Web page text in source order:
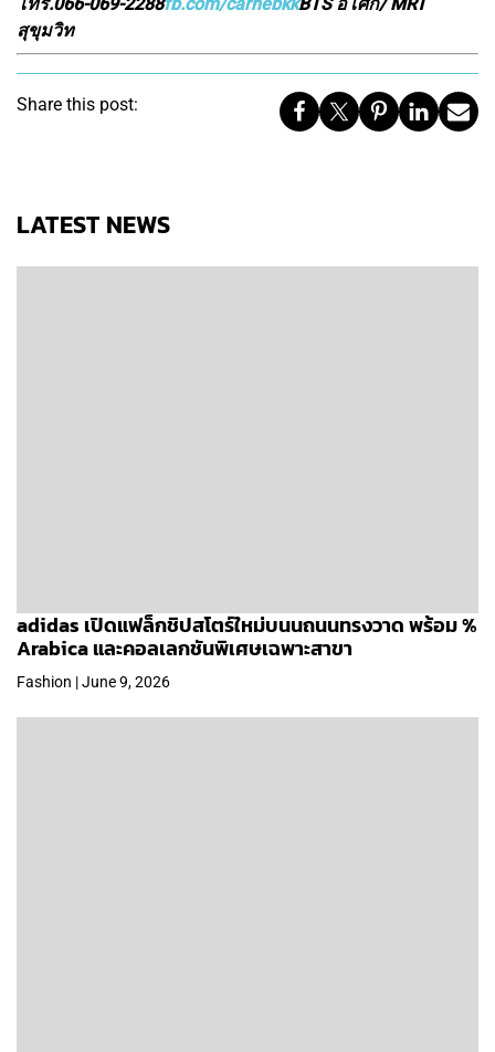
โทร.066-069-2288fb.com/carnebkkBTS อโศก/ MRT
สุขุมวิท
Share this post:
LATEST NEWS
adidas เปิดแฟล็กชิปสโตร์ใหม่บนนถนนทรงวาด พร้อม %
Arabica และคอลเลกชันพิเศษเฉพาะสาขา
Fashion | June 9, 2026